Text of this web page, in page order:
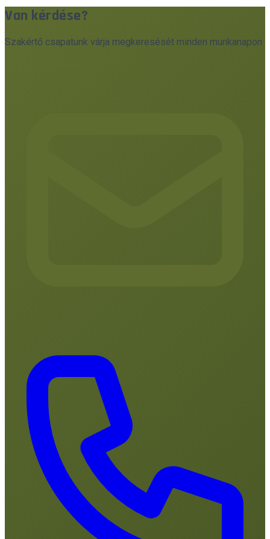
Van kérdése?
Szakértő csapatunk várja megkeresését minden munkanapon